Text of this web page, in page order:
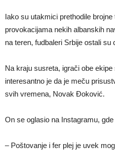
Iako su utakmici prethodile
provokacijama nekih albanskih
na teren, fudbaleri Srbije ostali su
Na kraju susreta, igrači obe
interesantno je da je meču
svih vremena, Novak Đoković.
On se oglasio na Instagramu,
– Poštovanje i fer plej je uvek